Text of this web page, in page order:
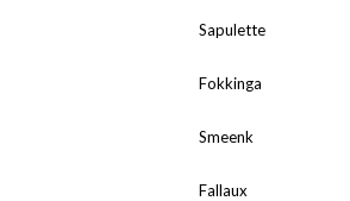
Sapulette
Fokkinga
Smeenk
Fallaux